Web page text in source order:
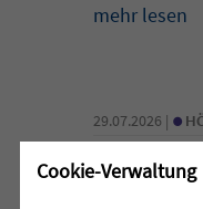
mehr lesen
29.07.2026 | •
220
Cookie-Verwaltung